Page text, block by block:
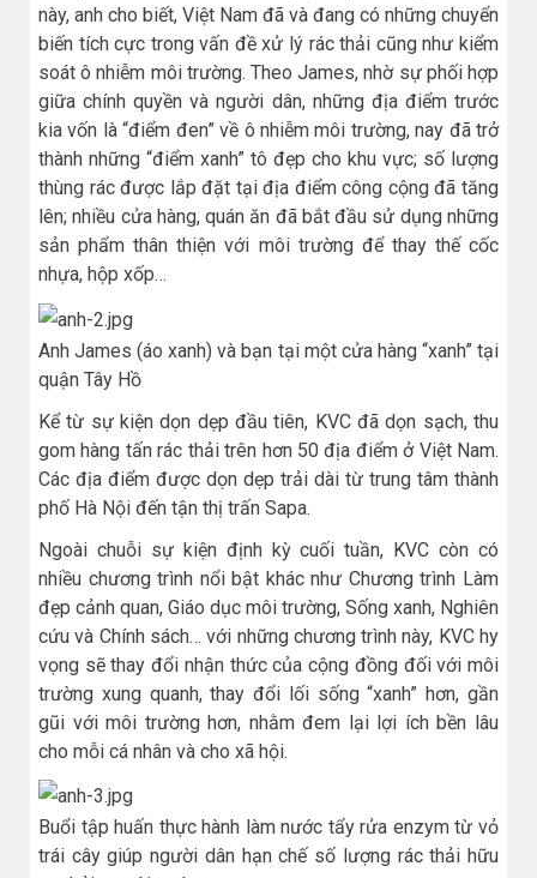
này, anh cho biết, Việt Nam đã và đang có những chuyển
biến tích cực trong vấn đề xử lý rác thải cũng như kiểm
soát ô nhiễm môi trường. Theo James, nhờ sự phối hợp
giữa chính quyền và người dân, những địa điểm trước
kia vốn là “điểm đen” về ô nhiễm môi trường, nay đã trở
thành những “điểm xanh” tô đẹp cho khu vực; số lượng
thùng rác được lắp đặt tại địa điểm công cộng đã tăng
lên; nhiều cửa hàng, quán ăn đã bắt đầu sử dụng những
sản phẩm thân thiện với môi trường để thay thế cốc
nhựa, hộp xốp…
Anh James (áo xanh) và bạn tại một cửa hàng “xanh” tại
quận Tây Hồ
Kể từ sự kiện dọn dẹp đầu tiên, KVC đã dọn sạch, thu
gom hàng tấn rác thải trên hơn 50 địa điểm ở Việt Nam.
Các địa điểm được dọn dẹp trải dài từ trung tâm thành
phố Hà Nội đến tận thị trấn Sapa.
Ngoài chuỗi sự kiện định kỳ cuối tuần, KVC còn có
nhiều chương trình nổi bật khác như Chương trình Làm
đẹp cảnh quan, Giáo dục môi trường, Sống xanh, Nghiên
cứu và Chính sách… với những chương trình này, KVC hy
vọng sẽ thay đổi nhận thức của cộng đồng đối với môi
trường xung quanh, thay đổi lối sống “xanh” hơn, gần
gũi với môi trường hơn, nhằm đem lại lợi ích bền lâu
cho mỗi cá nhân và cho xã hội.
Buổi tập huấn thực hành làm nước tẩy rửa enzym từ vỏ
trái cây giúp người dân hạn chế số lượng rác thải hữu